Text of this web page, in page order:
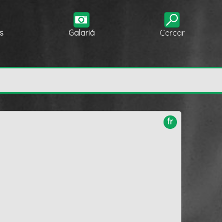
Galariá Cercar
fr